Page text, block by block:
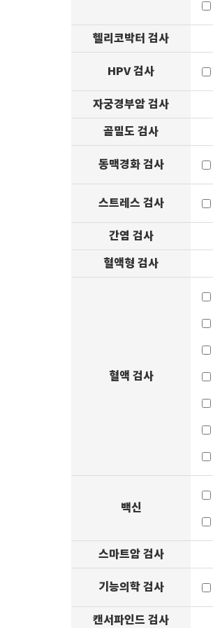
헬리코박터 검사
HPV 검사
자궁경부암 검사
골밀도 검사
동맥경화 검사
스트레스 검사
간염 검사
혈액형 검사
혈액 검사
백신
스마트암 검사
기능의학 검사
캔서파인드 검사